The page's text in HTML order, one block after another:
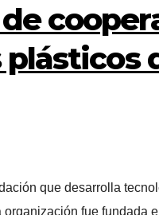
que desarrolla
fue fundada